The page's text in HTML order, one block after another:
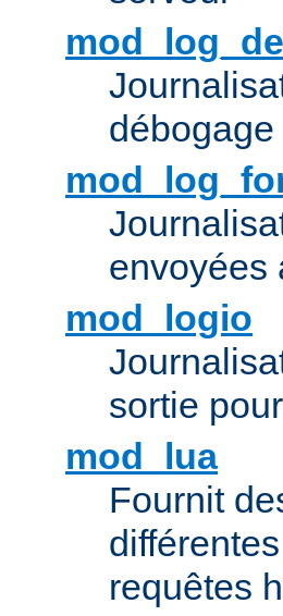
débogage
envoyées
mod_logio
sortie
mod_lua
Fournit
requêtes